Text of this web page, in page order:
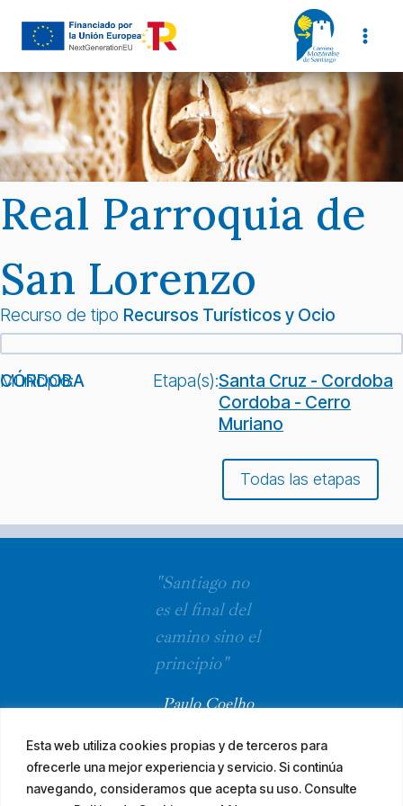
Esta web utiliza cookies propias y de terceros para
ofrecerle una mejor experiencia y servicio. Si continúa
navegando, consideramos que acepta su uso. Consulte
Real Parroquia de
San Lorenzo
Recurso de tipo Recursos Turísticos y Ocio
Municipio:
CÓRDOBA Etapa(s):Santa Cruz - Cordoba
Cordoba - Cerro
Muriano
Todas las etapas
"Santiago no
es el final del
camino sino el
principio"
Paulo Coelho